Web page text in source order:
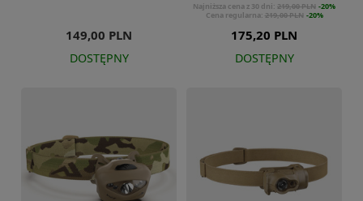
149,00 PLN
DOSTĘPNY
175,20 PLN
Najniższa cena z 30 dni: 219,00 PLN -20%
Cena regularna: 219,00 PLN -20%
DOSTĘPNY